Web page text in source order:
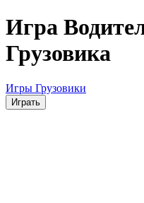
Игра
Грузовика
Игры Грузовики
Играть